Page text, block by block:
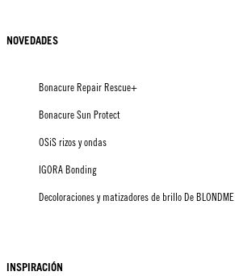
NOVEDADES
Bonacure Repair Rescue+
Bonacure Sun Protect
OSiS rizos y ondas
IGORA Bonding
Decoloraciones y matizadores de brillo De BLONDME
INSPIRACIÓN